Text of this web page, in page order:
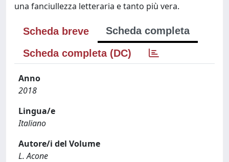
una fanciullezza letteraria e tanto più vera.
Scheda breve
Scheda completa
Scheda completa (DC)
Anno
2018
Lingua/e
Italiano
Autore/i del Volume
L. Acone